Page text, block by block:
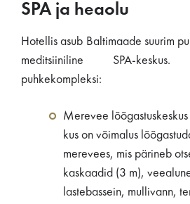
SPA ja heaolu
Hotellis asub Baltimaade suurim
meditsiiniline SPA-
puhkekompleksi:
Merevee
kus on võimalus
merevees, mis pärineb
kaskaadid (3 m),
lastebassein, mullivann,